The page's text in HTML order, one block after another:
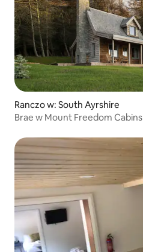
Ranczo w: South Ayrshire
Brae w Mount Freedom Cabins